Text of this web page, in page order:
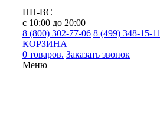
ПН-ВС
с 10:00 до 20:00
8 (800) 302-77-06 8 (499) 348-15-11
КОРЗИНА
0 товаров. Заказать звонок
Меню